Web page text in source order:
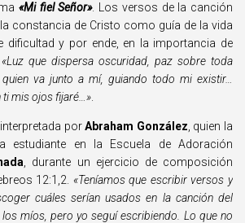
«Mi fiel Señor». Los versos de la canción
constancia de Cristo como guía de la vida
dificultad y por ende, en la importancia de
«Luz que dispersa oscuridad, paz sobre toda
va junto a mí, guiando todo mi existir…
ti mis ojos fijaré…»
porAbraham González , quien la
estudiante en la Escuela de Adoración
, durante un ejercicio de composición
12:1,2. «Teníamos que escribir versos y
cuáles serían usados en la canción del
míos, pero yo seguí escribiendo. Lo que no